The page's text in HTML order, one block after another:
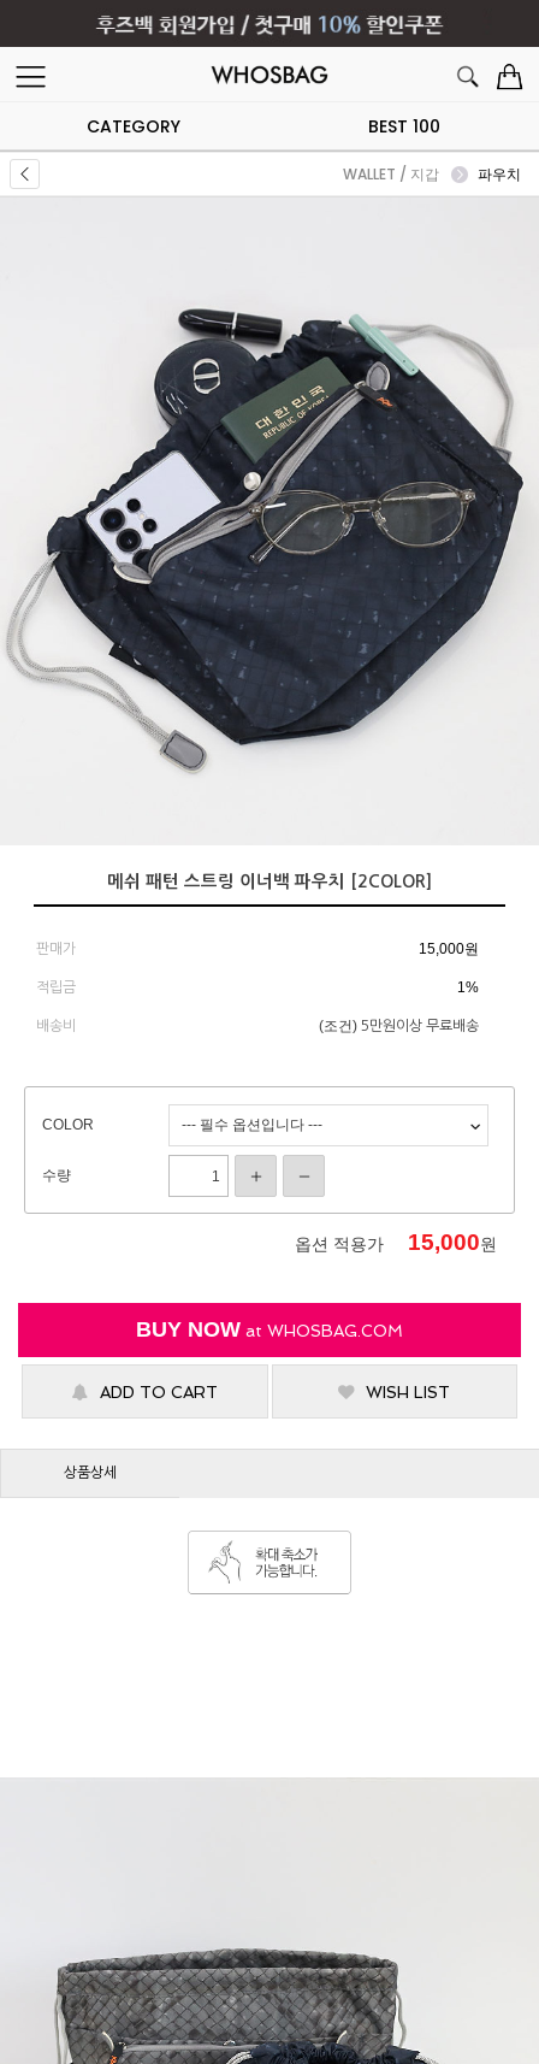
CATEGORY BEST 100
WALLET / 지갑 파우치
메쉬 패턴 스트링 이너백 파우치 [2COLOR]
판매가 15,000원
적립금 1%
배송비 (조건) 5만원이상 무료배송
COLOR
수량
옵션 적용가 15,000원
BUY NOW at WHOSBAG.COM
ADD TO CART WISH LIST
상품상세